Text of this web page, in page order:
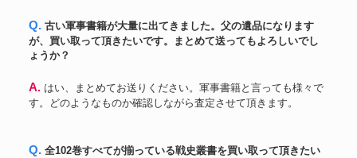
Q. 古い軍事書籍が大量に出てきました。父の遺品になります
が、買い取って頂きたいです。まとめて送ってもよろしいでし
ょうか？
A. はい、まとめてお送りください。軍事書籍と言っても様々で
す。どのようなものか確認しながら査定させて頂きます。
Q. 全102巻すべてが揃っている戦史叢書を買い取って頂きたい